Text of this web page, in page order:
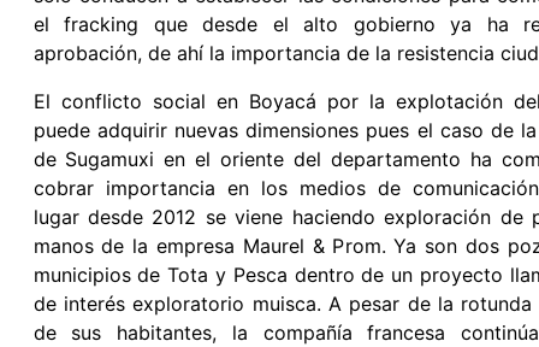
el fracking que desde el alto gobierno ya ha
aprobación, de ahí la importancia de la resistencia
El conflicto social en Boyacá por la explotación
puede adquirir nuevas dimensiones pues el caso de
de Sugamuxi en el oriente del departamento ha
cobrar importancia en los medios de
lugar desde 2012 se viene haciendo exploración de
manos de la empresa Maurel & Prom. Ya son dos
municipios de Tota y Pesca dentro de un proyecto
de interés exploratorio muisca. A pesar de la rotunda
de sus habitantes, la compañía francesa